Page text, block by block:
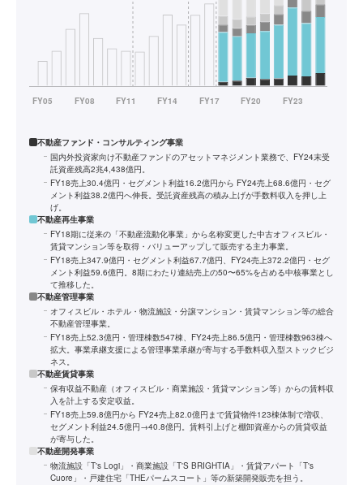
不動産ファンド・コンサルティング事業
国内外投資家向け不動産ファンドのアセットマネジメント業務で、FY24末受
託資産残高2兆4,438億円。
FY18売上30.4億円・セグメント利益16.2億円から FY24売上68.6億円・セグ
メント利益38.2億円へ伸長。受託資産残高の積み上げが手数料収入を押し上
げ。
不動産再生事業
FY18期に従来の「不動産流動化事業」から名称変更した中古オフィスビル・
賃貸マンション等を取得・バリューアップして販売する主力事業。
FY18売上347.9億円・セグメント利益67.7億円、FY24売上372.2億円・セグ
メント利益59.6億円。8期にわたり連結売上の50〜65%を占める中核事業とし
て推移した。
不動産管理事業
オフィスビル・ホテル・物流施設・分譲マンション・賃貸マンション等の総合
不動産管理事業。
FY18売上52.3億円・管理棟数547棟、FY24売上86.5億円・管理棟数963棟へ
拡大。事業承継支援による管理事業承継が寄与する手数料収入型ストックビジ
ネス。
不動産賃貸事業
保有収益不動産（オフィスビル・商業施設・賃貸マンション等）からの賃料収
入を計上する安定収益。
FY18売上59.8億円から FY24売上82.0億円まで賃貸物件123棟体制で増収、
セグメント利益24.5億円→40.8億円。賃料引上げと棚卸資産からの賃貸収益
が寄与した。
不動産開発事業
物流施設「T's Logi」・商業施設「T'S BRIGHTIA」・賃貸アパート「T's
Cuore」・戸建住宅「THEパームスコート」等の新築開発販売を担う。